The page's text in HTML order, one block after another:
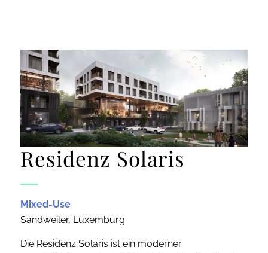
Residenz Solaris
Mixed-Use
Sandweiler, Luxemburg
Die Residenz Solaris ist ein moderner